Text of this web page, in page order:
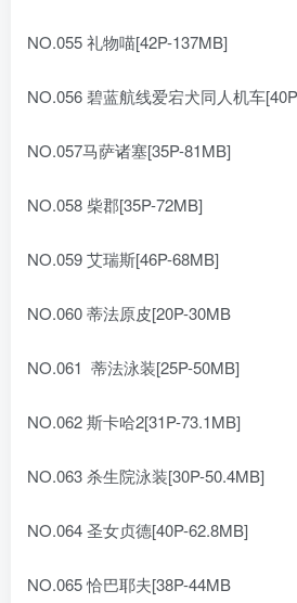
NO.055 礼物喵[42P-137MB]
NO.056 碧蓝航线爱宕犬同人机车
NO.057马萨诸塞[35P-81MB]
NO.058 柴郡[35P-72MB]
NO.059 艾瑞斯[46P-68MB]
NO.060 蒂法原皮[20P-30MB
NO.061 蒂法泳装[25P-50MB]
NO.062 斯卡哈2[31P-73.1MB]
NO.063 杀生院泳装[30P-50.4MB]
NO.064 圣女贞德[40P-62.8MB]
NO.065 恰巴耶夫[38P-44MB